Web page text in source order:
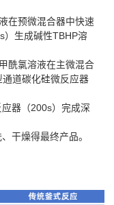
在预微混合器中快速
生成碱性TBHP溶
酰氯溶液在主微混合
道碳化硅微反应器
器（200s）完成深
干燥得最终产品。